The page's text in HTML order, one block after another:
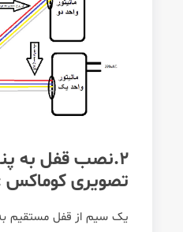
2.نصب قفل به
تصویری کوماکس